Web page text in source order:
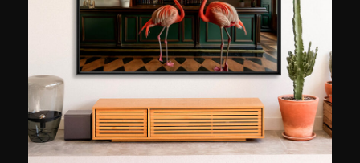
inspirées par le design, la mode et l’éternel